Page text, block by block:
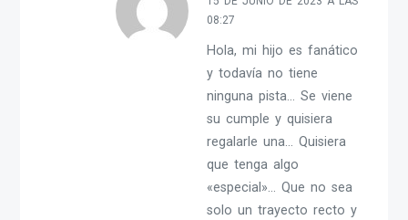
08:27
Hola, mi hijo es fanático
y todavía no tiene
ninguna pista… Se viene
su cumple y quisiera
regalarle una… Quisiera
que tenga algo
«especial»… Que no sea
solo un trayecto recto y